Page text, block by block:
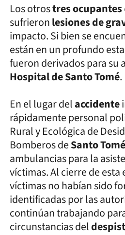
Los otrostres ocupantes
sufrieronlesiones de
impacto. Si bien se
están en un profundo
fueron derivados para su
Hospital de Santo Tomé.
En el lugar delaccidente
rápidamente personal
Rural y Ecológica de
Bomberos deSanto Tomé
ambulancias para la
víctimas. Al cierre de esta
víctimas no habían sido
identificadas por las
continúan trabajando
circunstancias del